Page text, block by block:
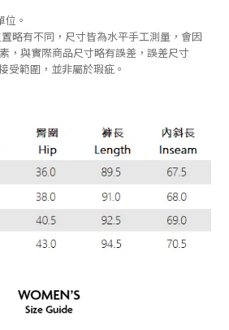
。
略有不同，尺寸皆為水平手工測量，會因
，與實際商品尺寸略有誤差，誤差尺寸
範圍，並非屬於瑕疵。